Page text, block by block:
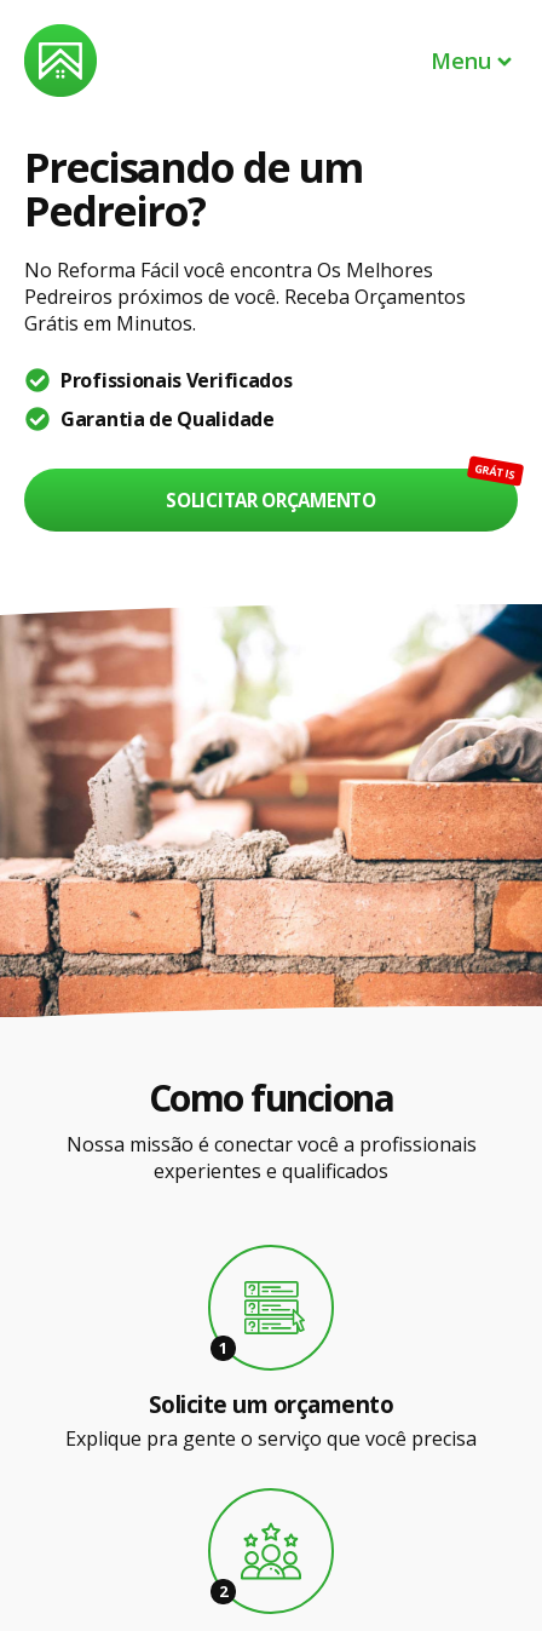
Menu
Profissionais
Lojas EM BREVE
Sou um profissional
Ajuda
Precisando de um
Pedreiro?
No Reforma Fácil você encontra Os Melhores
Pedreiros próximos de você. Receba Orçamentos
Grátis em Minutos.
Profissionais Verificados
Garantia de Qualidade
SOLICITAR ORÇAMENTO
GRÁTIS
Como funciona
Nossa missão é conectar você a profissionais
experientes e qualificados
1
Solicite um orçamento
Explique pra gente o serviço que você precisa
2